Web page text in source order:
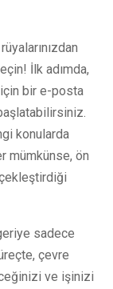
İlk adımda,
bir e-posta
konularda
mümkünse, ön
sadece
çevre
ve işinizi